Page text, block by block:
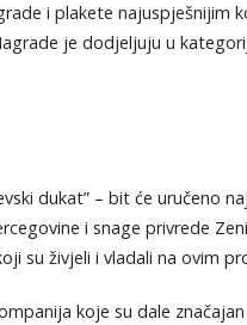
i plakete najuspješnijim
je dodjeljuju u
dukat” – bit će uručeno
i snage privrede
su živjeli i vladali na ovim
koje su dale